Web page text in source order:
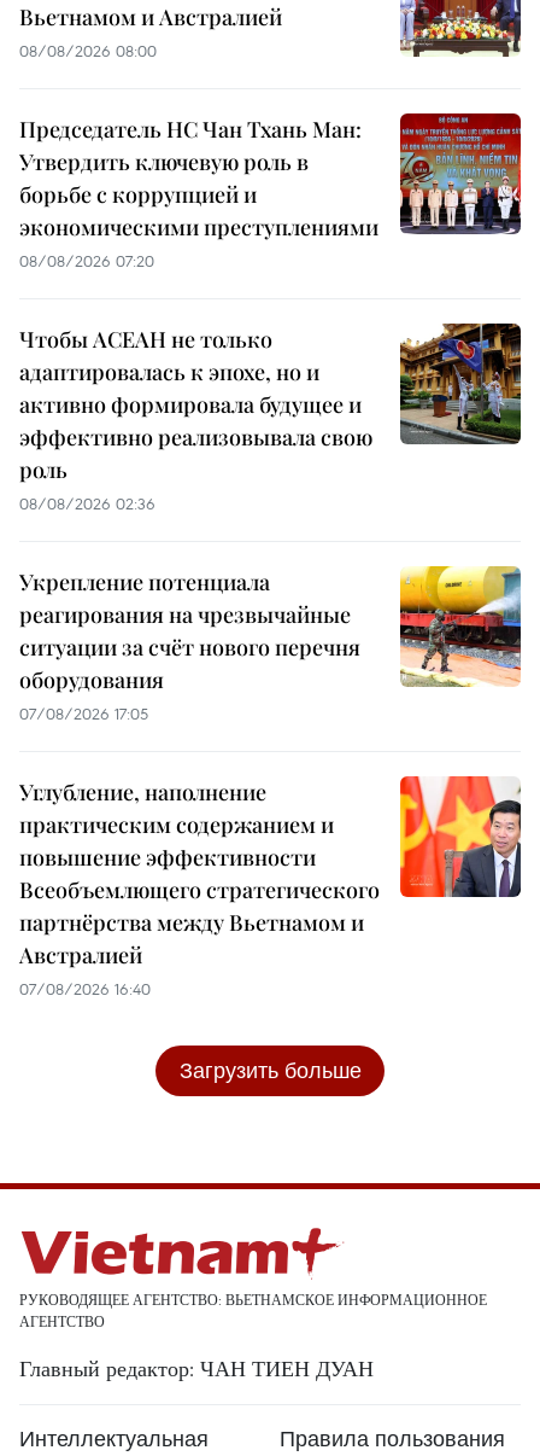
Вьетнамом и Австралией
08/08/2026 08:00
Председатель НС Чан Тхань Ман:
Утвердить ключевую роль в
борьбе с коррупцией и
экономическими преступлениями
08/08/2026 07:20
Чтобы АСЕАН не только
адаптировалась к эпохе, но и
активно формировала будущее и
эффективно реализовывала свою
роль
08/08/2026 02:36
Укрепление потенциала
реагирования на чрезвычайные
ситуации за счёт нового перечня
оборудования
07/08/2026 17:05
Углубление, наполнение
практическим содержанием и
повышение эффективности
Всеобъемлющего стратегического
партнёрства между Вьетнамом и
Австралией
07/08/2026 16:40
Загрузить больше
РУКОВОДЯЩЕЕ АГЕНТСТВО: ВЬЕТНАМСКОЕ ИНФОРМАЦИОННОЕ
АГЕНТСТВО
Главный редактор: ЧАН ТИЕН ДУАН
Интеллектуальная
Правила пользования